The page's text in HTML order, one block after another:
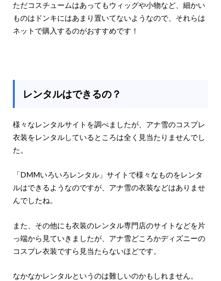
ただコスチュームはあってもウィッグや小物など、細かい
ものはドンキにはあまり置いてないようなので、それらは
ネットで購入するのがおすすめです！
レンタルはできるの？
様々なレンタルサイトを調べましたが、アナ雪のコスプレ
衣装をレンタルしているところは全く見当たりませんでし
た。
「DMMいろいろレンタル」サイトで様々なものをレンタ
ルはできるようなのですが、アナ雪の衣装などはありませ
んでしたね。
また、その他にも衣装のレンタル専門店のサイトなどを片
っ端から見ていきましたが、アナ雪どころかディズニーの
コスプレ衣装ですら見当たらないほどです。
なかなかレンタルというのは難しいのかもしれません。